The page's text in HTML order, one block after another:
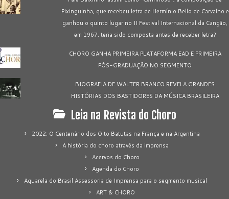
Pixinguinha, que recebeu letra de Hermínio Bello de Carvalho e
ganhou o quinto lugar no II Festival Internacional da Canção,
em 1967, teria sido composta antes de receber letra?
CHORO GANHA PRIMEIRA PLATAFORMA EAD E PRIMEIRA
PÓS-GRADUAÇÃO NO SEGMENTO
BIOGRAFIA DE WALTER BRANCO REVELA GRANDES
HISTÓRIAS DOS BASTIDORES DA MÚSICA BRASILEIRA
Leia na Revista do Choro
2022: O Centenário dos Oito Batutas na França e na Argentina
A história do choro através da imprensa
Acervos do Choro
Agenda do Choro
Aquarela do Brasil Assessoria de Imprensa para o segmento musical
ART & CHORO